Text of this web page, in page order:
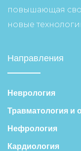
повышающая
новые
Направления
Неврология
Травматология и
Нефрология
Кардиология